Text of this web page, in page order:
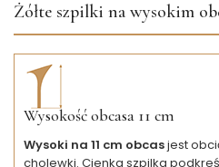
Żółte szpilki na wysokim
Wysokość obcasa 11 cm
Wysoki na 11 cm obcasjest
cholewki. Cienka szpilka